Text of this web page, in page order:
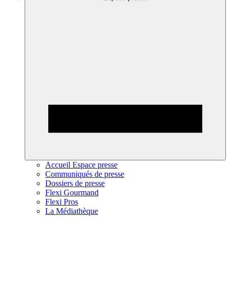
Accueil Espace presse
Communiqués de presse
Dossiers de presse
Flexi Gourmand
Flexi Pros
La Médiathèque